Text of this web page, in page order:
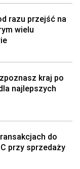
razu przejść na
wielu
kraj po
najlepszych
do
przy sprzedaży